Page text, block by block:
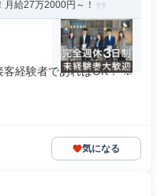
給27万2000円～！
客経験者であればOK！ ※
気になる